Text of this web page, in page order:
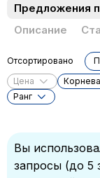
Предложения
Описание
Цена
Ранг
Отсортировано
Вы
запросы (до 5